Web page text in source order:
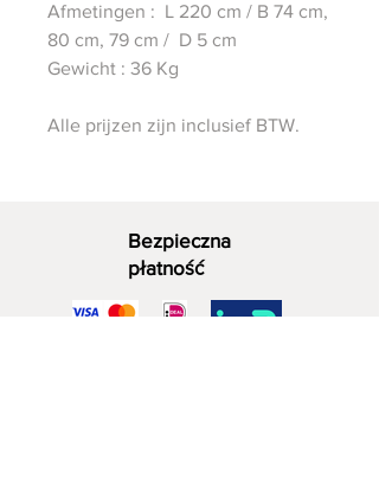
Afmetingen : L 220 cm / B 74 cm,
80 cm, 79 cm / D 5 cm
Gewicht : 36 Kg
Alle prijzen zijn inclusief BTW.
Bezpieczna
płatność